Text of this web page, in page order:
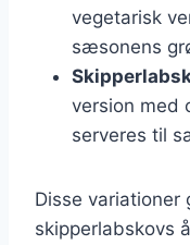
vegetarisk
sæsonens
version med
serveres til
Disse variationer
skipperlabskovs